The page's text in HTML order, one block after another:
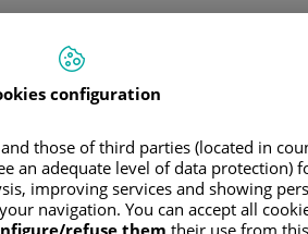
Llorente Buelvas
configuration
those of third parties (located in
an adequate level of data protection)
improving services and showing
navigation. You can accept all